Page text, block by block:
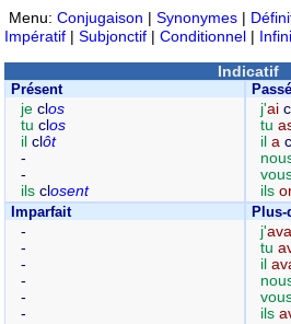
Menu: Conjugaison | Synonymes |
Impératif | Subjonctif | Conditionnel |
Indicatif
Présent
je clos
tu clos
il clôt
-
-
ils closent
j'ai
tu
ila
ils
Imparfait
-
-
-
-
-
-
Plus-
j'
tu
il
ils